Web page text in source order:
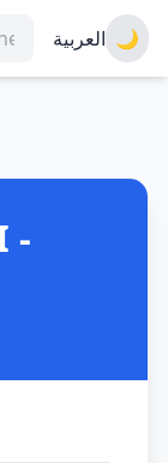
العربية 🌙
-